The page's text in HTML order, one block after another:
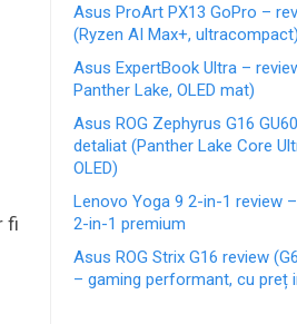
fi
Asus ProArt PX13 GoPro –
(Ryzen AI Max+, ultracompact)
Asus ExpertBook Ultra –
Panther Lake, OLED mat)
Asus ROG Zephyrus G16
detaliat (Panther Lake Core
OLED)
Lenovo Yoga 9 2-in-1 review
2-in-1 premium
Asus ROG Strix G16 review
– gaming performant, cu preț